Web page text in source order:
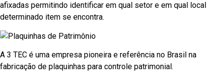
afixadas permitindo identificar em qual setor e em qual local
determinado item se encontra.
A 3 TEC é uma empresa pioneira e referência no Brasil na
fabricação de plaquinhas para controle patrimonial.